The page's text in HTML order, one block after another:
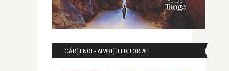
CĂRȚI NOI - APARIȚII EDITORIALE